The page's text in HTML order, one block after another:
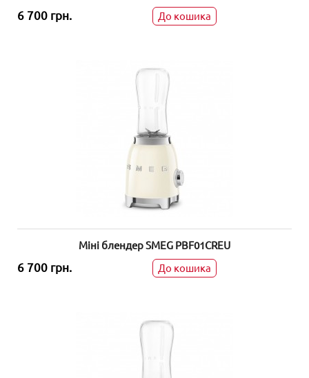
6 700 грн. До кошика
Міні блендер SMEG PBF01CREU
6 700 грн. До кошика